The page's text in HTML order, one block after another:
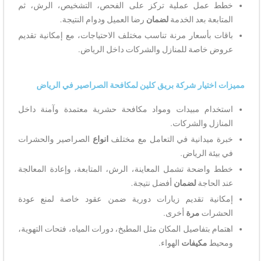
خطط عمل عملية تركز على الفحص، التشخيص، الرش، ثم
المتابعة بعد الخدمة لضمانرضا العميل ودوام النتيجة.
باقات بأسعار مرنة تناسب مختلف الاحتياجات، مع إمكانية تقديم
عروض خاصة للمنازل والشركات داخل الرياض.
مميزات اختيار شركة بريق كلين لمكافحة الصراصير في الرياض
استخدام مبيدات ومواد مكافحة حشرية معتمدة وآمنة داخل
المنازل والشركات.
خبرة ميدانية في التعامل مع مختلف انواعالصراصير والحشرات
في بيئة الرياض.
خطط واضحة تشمل المعاينة، الرش، المتابعة، وإعادة المعالجة
عند الحاجة لضمانأفضل نتيجة.
إمكانية تقديم زيارات دورية ضمن عقود خاصة لمنع عودة
الحشرات مرةأخرى.
اهتمام بتفاصيل المكان مثل المطبخ، دورات المياه، فتحات التهوية،
ومحيط مكيفاتالهواء.